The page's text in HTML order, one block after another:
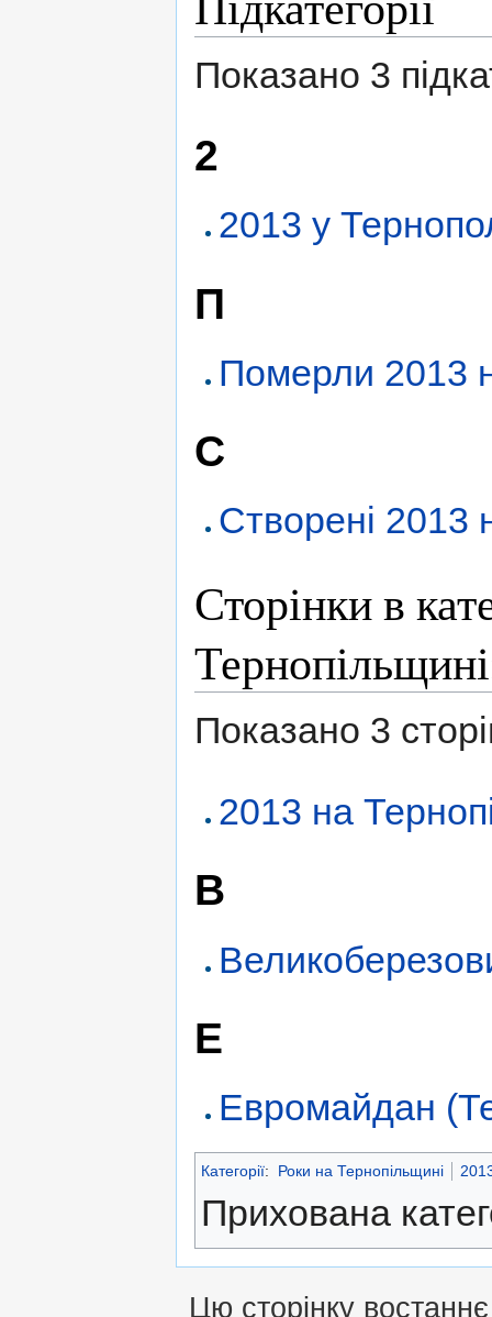
Показано 3
2
2013 у
П
Померли 2013
С
Створені 2013
Сторінки в
Показано 3
2013 на
В
Е
Евромайдан
Категорії: Роки на Тернопільщині
Прихована
Цю сторінку